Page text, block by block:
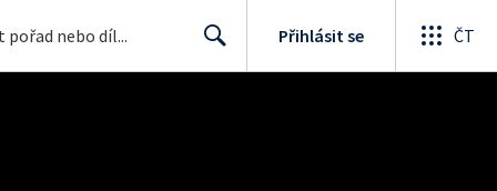
Přihlásit se ČT